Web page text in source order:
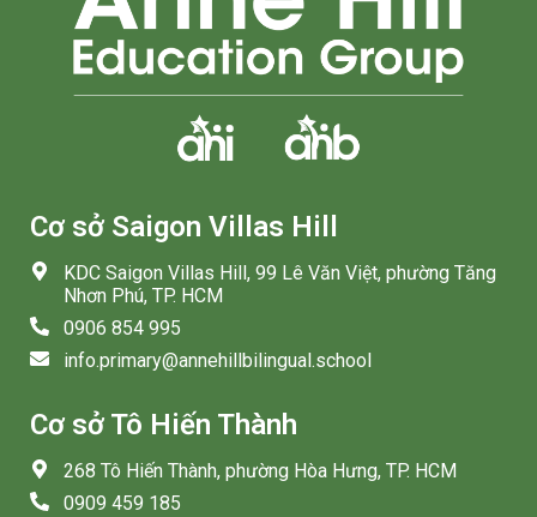
Cơ sở Saigon Villas Hill
KDC Saigon Villas Hill, 99 Lê Văn Việt, phường Tăng
Nhơn Phú, TP. HCM
0906 854 995
info.primary@annehillbilingual.school
Cơ sở Tô Hiến Thành
268 Tô Hiến Thành, phường Hòa Hưng, TP. HCM
0909 459 185